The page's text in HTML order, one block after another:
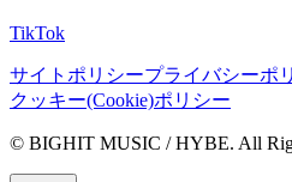
TikTok
サイトポリシープライバシーポ
クッキー(Cookie)ポリシー
© BIGHIT MUSIC / HYBE. All